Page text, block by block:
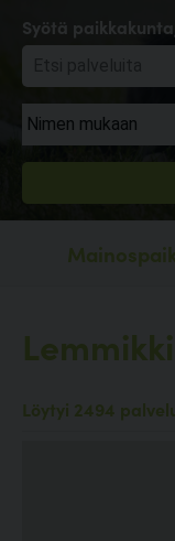
Syötä
Löytyi 2494